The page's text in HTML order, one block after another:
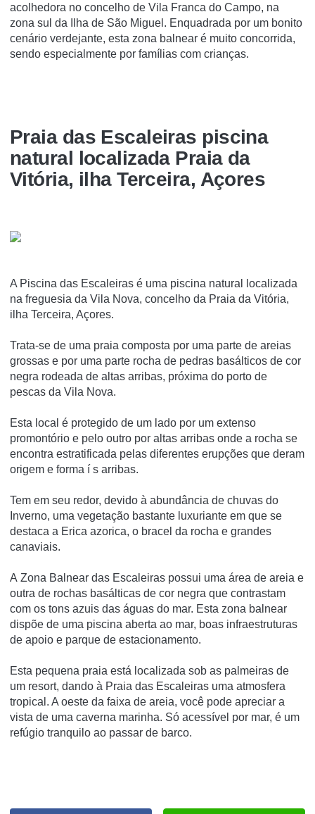
acolhedora no concelho de Vila Franca do Campo, na
zona sul da Ilha de São Miguel. Enquadrada por um bonito
cenário verdejante, esta zona balnear é muito concorrida,
sendo especialmente por famílias com crianças.
Praia das Escaleiras piscina
natural localizada Praia da
Vitória, ilha Terceira, Açores
A Piscina das Escaleiras é uma piscina natural localizada
na freguesia da Vila Nova, concelho da Praia da Vitória,
ilha Terceira, Açores.
Trata-se de uma praia composta por uma parte de areias
grossas e por uma parte rocha de pedras basálticos de cor
negra rodeada de altas arribas, próxima do porto de
pescas da Vila Nova.
Esta local é protegido de um lado por um extenso
promontório e pelo outro por altas arribas onde a rocha se
encontra estratificada pelas diferentes erupções que deram
origem e forma í s arribas.
Tem em seu redor, devido à abundância de chuvas do
Inverno, uma vegetação bastante luxuriante em que se
destaca a Erica azorica, o bracel da rocha e grandes
canaviais.
A Zona Balnear das Escaleiras possui uma área de areia e
outra de rochas basálticas de cor negra que contrastam
com os tons azuis das águas do mar. Esta zona balnear
dispõe de uma piscina aberta ao mar, boas infraestruturas
de apoio e parque de estacionamento.
Esta pequena praia está localizada sob as palmeiras de
um resort, dando à Praia das Escaleiras uma atmosfera
tropical. A oeste da faixa de areia, você pode apreciar a
vista de uma caverna marinha. Só acessível por mar, é um
refúgio tranquilo ao passar de barco.